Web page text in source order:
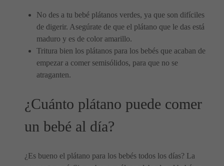
No des a tu bebé plátanos verdes, ya que son difíciles
de digerir. Asegúrate de que el plátano que le das está
maduro y es de color amarillo.
Tritura bien los plátanos para los bebés que acaban de
empezar a comer semisólidos, para que no se
atraganten.
¿Cuánto plátano puede comer
un bebé al día?
¿Es bueno el plátano para los bebés todos los días? La